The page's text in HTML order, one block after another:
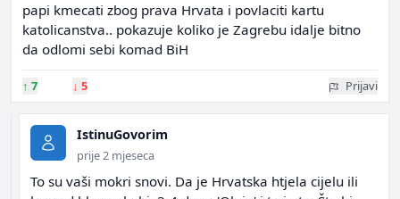
papi kmecati zbog prava Hrvata i povlaciti kartu
katolicanstva.. pokazuje koliko je Zagrebu idalje bitno
da odlomi sebi komad BiH
↑ 7 ↓ 5 Prijavi
IstinuGovorim
prije 2 mjeseca
To su vaši mokri snovi. Da je Hrvatska htjela cijelu ili